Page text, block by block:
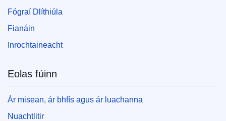
Fógraí Dlíthiúla
Fianáin
Inrochtaineacht
Eolas fúinn
Ár misean, ár bhfís agus ár luachanna
Nuachtlitir